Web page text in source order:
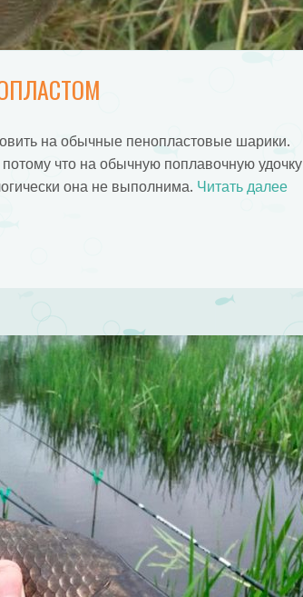
на обычные пенопластовые шарики.
что на обычную поплавочную удочку
она не выполнима. Читать далее